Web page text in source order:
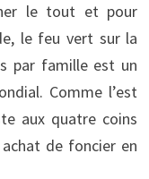
le tout et pour
le feu vert sur la
par famille est un
Comme l’est
aux quatre coins
de foncier en